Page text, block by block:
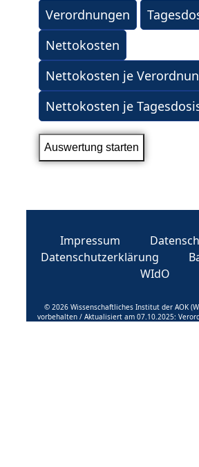
Verordnungen
Nettokosten
Nettokosten je
Nettokosten je
Impressum
Datenschutzerklärung
WIdO
© 2026 Wissenschaftliches Institut der AOK
vorbehalten / Aktualisiert am 07.10.2025: